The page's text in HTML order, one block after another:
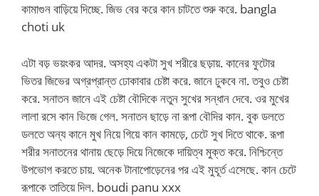
কামাগুন বাড়িয়ে দিচ্ছে. জিভ বের করে কান চাটতে শুরু করে. bangla
choti uk
এটা বড় ভয়ংকর আদর. অসহ্য একটা সুখ শরীরে ছড়ায়. কানের ফুটোর
ভিতর জিভের অগ্রপ্রান্ত ঢোকাবার চেষ্টা করে. জানে ঢুকবে না. তবুও চেষ্টা
করে. সনাতন জানে এই চেষ্টা বৌদিকে নতুন সুখের সন্ধান দেবে. ওর মুখের
লালা রসে কান ভিজে গেল. সনাতন ছাড়ে না রূপা বৌদির কান. বুক ডলতে
ডলতে অন্য কানে মুখ নিয়ে গিয়ে কান কামড়ে, চেটে সুখ দিতে থাকে. রূপা
শরীর সনাতনের থানায় ছেড়ে দিয়ে নিজেকে দায়িত্ব মুক্ত করে. নিশ্চিন্তে
উপভোগ করতে চায়. অনেক টানাপোড়েনের পর এই মুহূর্ত এসেছে. কান চেটে
রূপাকে তাতিয়ে দিল. boudi panu xxx